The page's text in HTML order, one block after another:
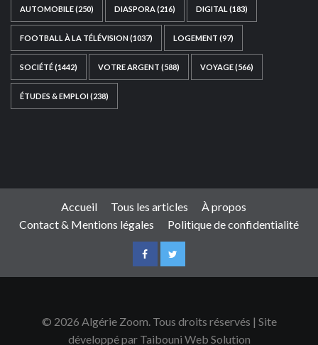
AUTOMOBILE(250) DIASPORA(216) DIGITAL (183)
FOOTBALL À LA TÉLÉVISION(1037) LOGEMENT (97)
SOCIÉTÉ(1442) VOTRE ARGENT (588) VOYAGE(566)
ÉTUDES & EMPLOI(238)
Accueil Tous les articles
À propos
Contact & Mentions légales
Politique de confidentialité
© 2026 Algérie Zoom. Tous droits réservés | Site
développé par Taibouni Web Solution